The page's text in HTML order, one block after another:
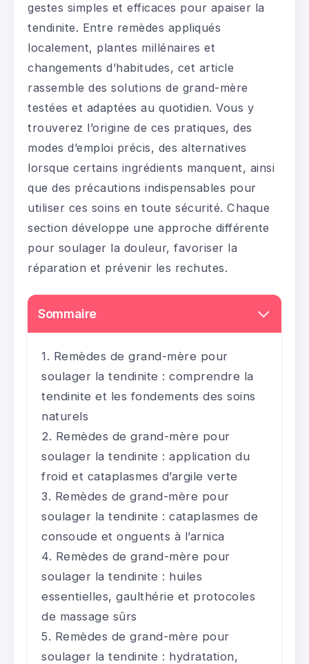
gestes simples et efficaces pour apaiser la
tendinite. Entre remèdes appliqués
localement, plantes millénaires et
changements d’habitudes, cet article
rassemble des solutions de grand-mère
testées et adaptées au quotidien. Vous y
trouverez l’origine de ces pratiques, des
modes d’emploi précis, des alternatives
lorsque certains ingrédients manquent, ainsi
que des précautions indispensables pour
utiliser ces soins en toute sécurité. Chaque
section développe une approche différente
pour soulager la douleur, favoriser la
réparation et prévenir les rechutes.
Sommaire
Remèdes de grand-mère pour
soulager la tendinite : comprendre la
tendinite et les fondements des soins
naturels
Remèdes de grand-mère pour
soulager la tendinite : application du
froid et cataplasmes d’argile verte
Remèdes de grand-mère pour
soulager la tendinite : cataplasmes de
consoude et onguents à l’arnica
Remèdes de grand-mère pour
soulager la tendinite : huiles
essentielles, gaulthérie et protocoles
de massage sûrs
Remèdes de grand-mère pour
soulager la tendinite : hydratation,